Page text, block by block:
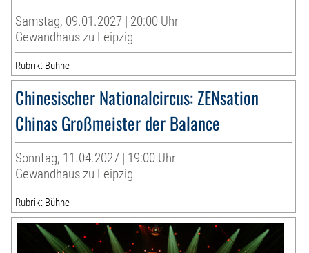
Samstag, 09.01.2027 | 20:00 Uhr
Gewandhaus zu Leipzig
Rubrik: Bühne
Chinesischer Nationalcircus: ZENsation
Chinas Großmeister der Balance
Sonntag, 11.04.2027 | 19:00 Uhr
Gewandhaus zu Leipzig
Rubrik: Bühne